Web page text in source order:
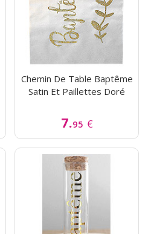
Chemin De Table Baptême
Satin Et Paillettes Doré
7.95 €